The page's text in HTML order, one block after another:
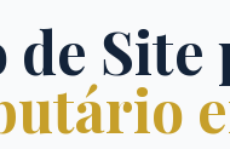
de